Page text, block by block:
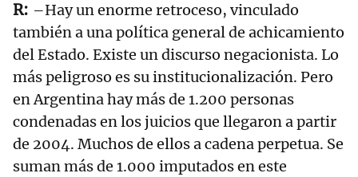
–Hay un enorme retroceso, vinculado
también a una política general de achicamiento
del Estado. Existe un discurso negacionista. Lo
más peligroso es su institucionalización. Pero
en Argentina hay más de 1.200 personas
condenadas en los juicios que llegaron a partir
de 2004. Muchos de ellos a cadena perpetua. Se
suman más de 1.000 imputados en este